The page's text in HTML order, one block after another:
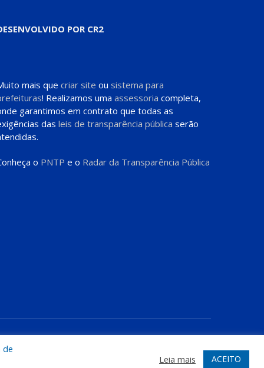
POR CR2
mais que criar site ou sistema para
! Realizamos uma assessoria completa,
garantimos em contrato que todas as
das leis de transparência pública serão
o PNTP e o Radar da Transparência Pública
de
Leia mais
ACEITO